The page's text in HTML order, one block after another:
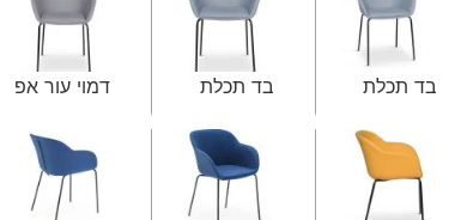
בד תכלת בד תכלת דמוי עור אפור